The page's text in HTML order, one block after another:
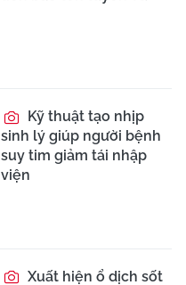
Kỹ thuật tạo nhịp
sinh lý giúp người bệnh
suy tim giảm tái nhập
viện
Xuất hiện ổ dịch sốt